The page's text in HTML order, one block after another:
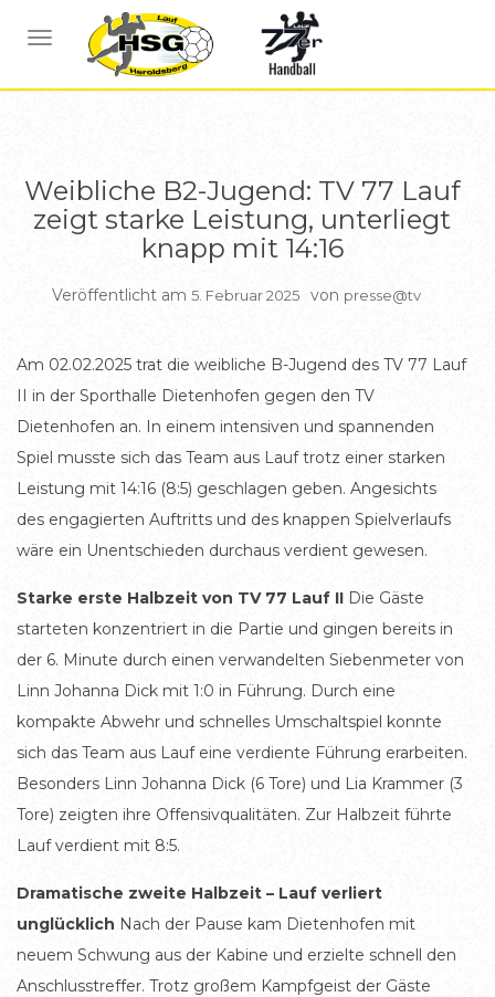
NAVIGATION UMSCHALTEN
BERICHTE WEIBL B JUGEND
Weibliche B2-Jugend: TV 77 Lauf
zeigt starke Leistung, unterliegt
knapp mit 14:16
Veröffentlicht am 5. Februar 2025 von presse@tv
Am 02.02.2025 trat die weibliche B-Jugend des TV 77 Lauf
II in der Sporthalle Dietenhofen gegen den TV
Dietenhofen an. In einem intensiven und spannenden
Spiel musste sich das Team aus Lauf trotz einer starken
Leistung mit 14:16 (8:5) geschlagen geben. Angesichts
des engagierten Auftritts und des knappen Spielverlaufs
wäre ein Unentschieden durchaus verdient gewesen.
Starke erste Halbzeit von TV 77 Lauf II Die Gäste
starteten konzentriert in die Partie und gingen bereits in
der 6. Minute durch einen verwandelten Siebenmeter von
Linn Johanna Dick mit 1:0 in Führung. Durch eine
kompakte Abwehr und schnelles Umschaltspiel konnte
sich das Team aus Lauf eine verdiente Führung erarbeiten.
Besonders Linn Johanna Dick (6 Tore) und Lia Krammer (3
Tore) zeigten ihre Offensivqualitäten. Zur Halbzeit führte
Lauf verdient mit 8:5.
Dramatische zweite Halbzeit – Lauf verliert
unglücklich Nach der Pause kam Dietenhofen mit
neuem Schwung aus der Kabine und erzielte schnell den
Anschlusstreffer. Trotz großem Kampfgeist der Gäste